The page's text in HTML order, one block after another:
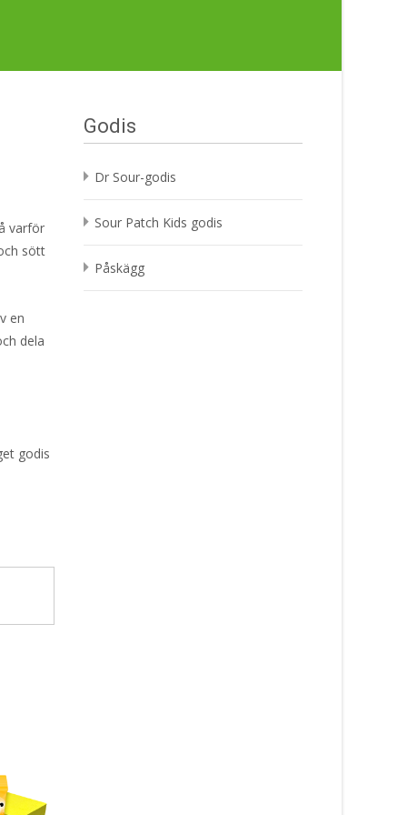
varför
sött
en
dela
godis
Godis
Dr Sour-godis
Sour Patch Kids godis
Påskägg